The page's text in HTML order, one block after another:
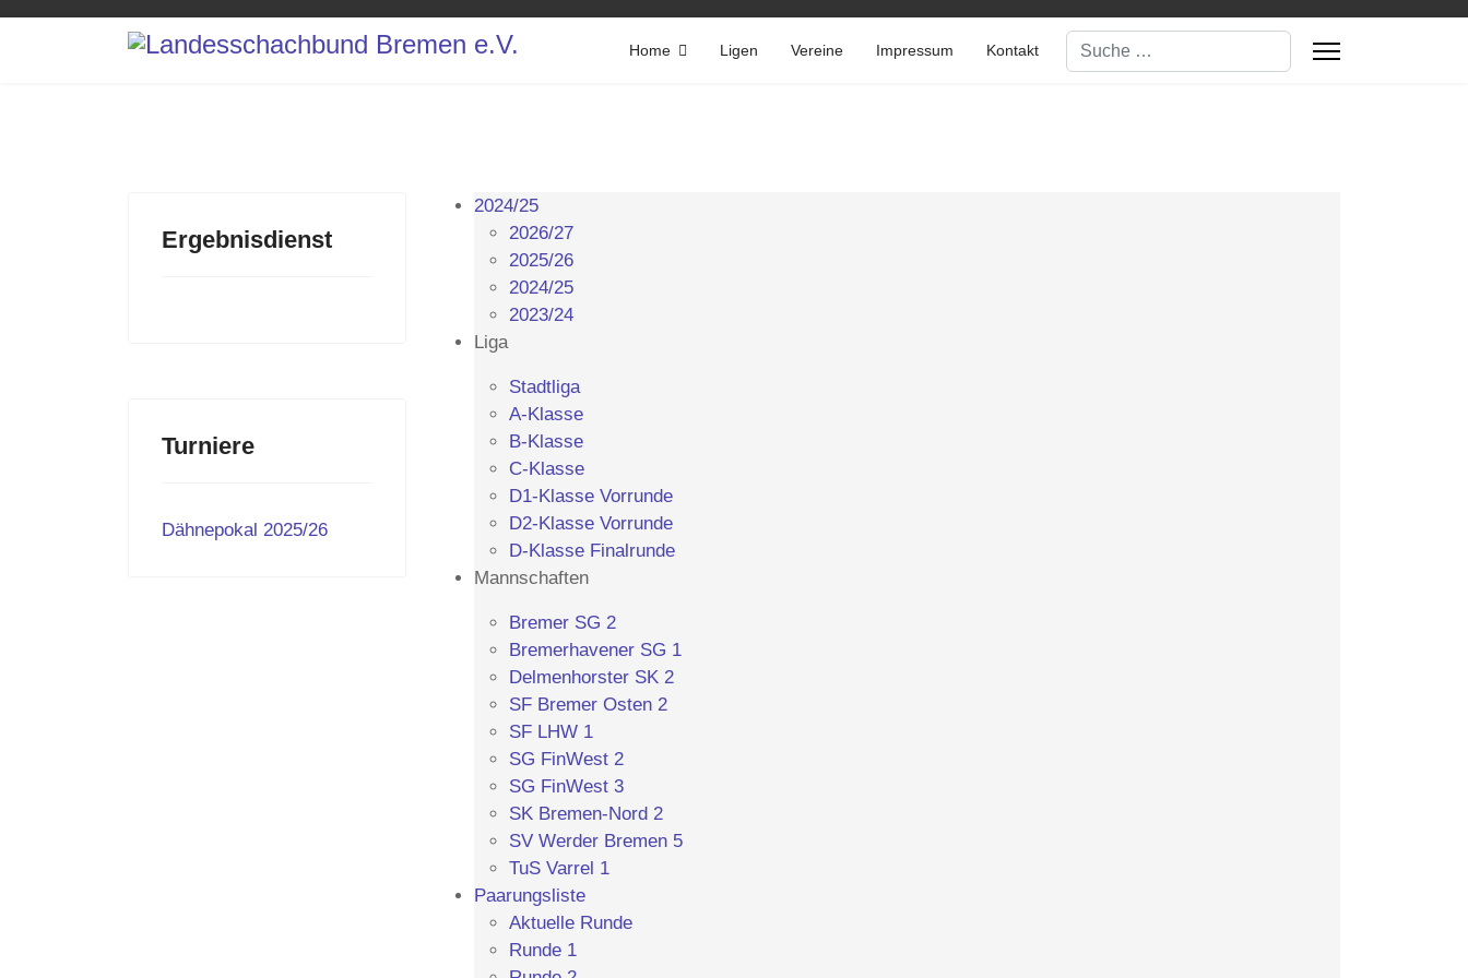
Home Ligen Vereine Impressum Kontakt Suchen
Ergebnisdienst
Turniere
Dähnepokal 2025/26
2024/25
2026/27
2025/26
2024/25
2023/24
Liga
Stadtliga
A-Klasse
B-Klasse
C-Klasse
D1-Klasse Vorrunde
D2-Klasse Vorrunde
D-Klasse Finalrunde
Mannschaften
Bremer SG 2
Bremerhavener SG 1
Delmenhorster SK 2
SF Bremer Osten 2
SF LHW 1
SG FinWest 2
SG FinWest 3
SK Bremen-Nord 2
SV Werder Bremen 5
TuS Varrel 1
Paarungsliste
Aktuelle Runde
Runde 1